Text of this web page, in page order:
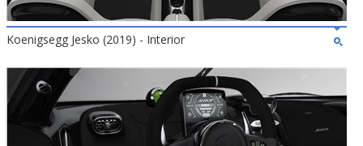
Koenigsegg Jesko (2019) - Interior